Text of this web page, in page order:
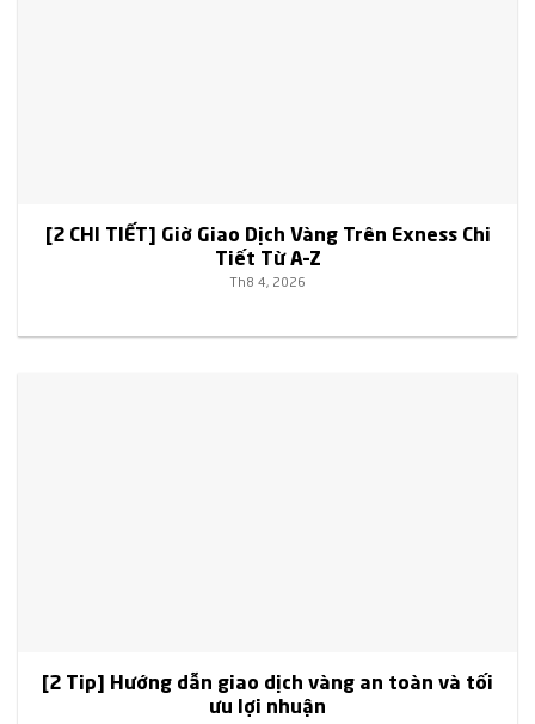
[2 CHI TIẾT] Giờ Giao Dịch Vàng Trên Exness Chi
Tiết Từ A–Z
Th8 4, 2026
[2 Tip] Hướng dẫn giao dịch vàng an toàn và tối
ưu lợi nhuận